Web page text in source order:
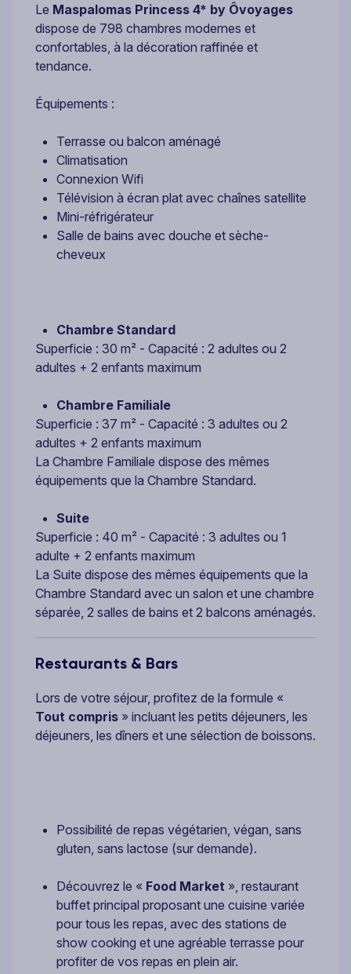
Le Maspalomas Princess 4* by Ôvoyages
dispose de 798 chambres modernes et
confortables, à la décoration raffinée et
tendance.
Équipements :
Terrasse ou balcon aménagé
Climatisation
Connexion Wifi
Télévision à écran plat avec chaînes satellite
Mini-réfrigérateur
Salle de bains avec douche et sèche-
cheveux
Chambre Standard
Superficie : 30 m² - Capacité : 2 adultes ou 2
adultes + 2 enfants maximum
Chambre Familiale
Superficie : 37 m² - Capacité : 3 adultes ou 2
adultes + 2 enfants maximum
La Chambre Familiale dispose des mêmes
équipements que la Chambre Standard.
Suite
Superficie : 40 m² - Capacité : 3 adultes ou 1
adulte + 2 enfants maximum
La Suite dispose des mêmes équipements que la
Chambre Standard avec un salon et une chambre
séparée, 2 salles de bains et 2 balcons aménagés.
Restaurants & Bars
Lors de votre séjour, profitez de la formule «
Tout compris » incluant les petits déjeuners, les
déjeuners, les dîners et une sélection de boissons.
Possibilité de repas végétarien, végan, sans
gluten, sans lactose (sur demande).
Découvrez le « Food Market », restaurant
buffet principal proposant une cuisine variée
pour tous les repas, avec des stations de
show cooking et une agréable terrasse pour
profiter de vos repas en plein air.